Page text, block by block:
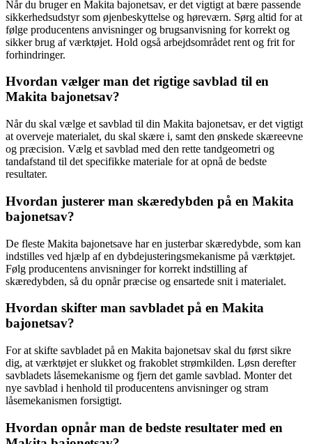
Når du bruger en Makita bajonetsav, er det vigtigt at bære passende
sikkerhedsudstyr som øjenbeskyttelse og høreværn. Sørg altid for at
følge producentens anvisninger og brugsanvisning for korrekt og
sikker brug af værktøjet. Hold også arbejdsområdet rent og frit for
forhindringer.
Hvordan vælger man det rigtige savblad til en
Makita bajonetsav?
Når du skal vælge et savblad til din Makita bajonetsav, er det vigtigt
at overveje materialet, du skal skære i, samt den ønskede skæreevne
og præcision. Vælg et savblad med den rette tandgeometri og
tandafstand til det specifikke materiale for at opnå de bedste
resultater.
Hvordan justerer man skæredybden på en Makita
bajonetsav?
De fleste Makita bajonetsave har en justerbar skæredybde, som kan
indstilles ved hjælp af en dybdejusteringsmekanisme på værktøjet.
Følg producentens anvisninger for korrekt indstilling af
skæredybden, så du opnår præcise og ensartede snit i materialet.
Hvordan skifter man savbladet på en Makita
bajonetsav?
For at skifte savbladet på en Makita bajonetsav skal du først sikre
dig, at værktøjet er slukket og frakoblet strømkilden. Løsn derefter
savbladets låsemekanisme og fjern det gamle savblad. Monter det
nye savblad i henhold til producentens anvisninger og stram
låsemekanismen forsigtigt.
Hvordan opnår man de bedste resultater med en